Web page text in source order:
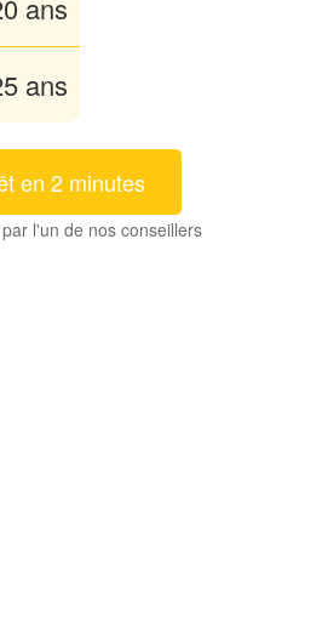
ans
ans
en 2 minutes
l'un de nos conseillers